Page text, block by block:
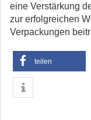
eine Verstärkung
zur erfolgreichen
Verpackungen
teilen